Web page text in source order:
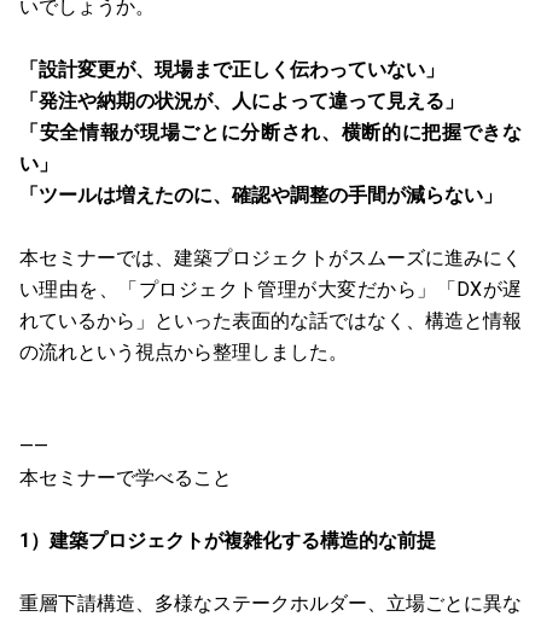
いでしょうか。
「設計変更が、現場まで正しく伝わっていない」
「発注や納期の状況が、人によって違って見える」
「安全情報が現場ごとに分断され、横断的に把握できな
い」
「ツールは増えたのに、確認や調整の手間が減らない」
本セミナーでは、建築プロジェクトがスムーズに進みにく
い理由を、「プロジェクト管理が大変だから」「DXが遅
れているから」といった表面的な話ではなく、構造と情報
の流れという視点から整理しました。
——
本セミナーで学べること
1）建築プロジェクトが複雑化する構造的な前提
重層下請構造、多様なステークホルダー、立場ごとに異な